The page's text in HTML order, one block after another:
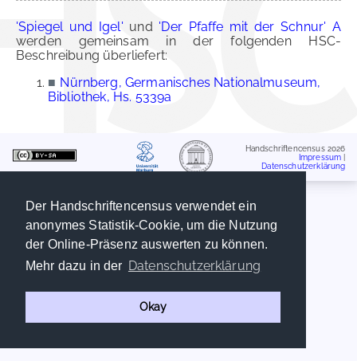
Der Handschriftencensus verwendet ein
anonymes Statistik-Cookie, um die Nutzung
der Online-Präsenz auswerten zu können.
Mehr dazu in der Datenschutzerklärung
Okay
'Spiegel und Igel' und 'Der Pfaffe mit der Schnur' A
werden gemeinsam in der folgenden HSC-
Beschreibung überliefert:
■ Nürnberg, Germanisches Nationalmuseum,
Bibliothek, Hs. 5339a
Handschriftencensus 2026
Impressum
Datenschutzerklärung